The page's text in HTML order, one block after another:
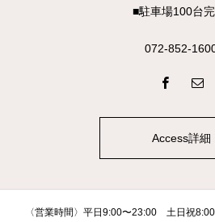
■駐車場100台
072-852-
Access詳細
〈営業時間〉平日9:00〜23:00 土日祝